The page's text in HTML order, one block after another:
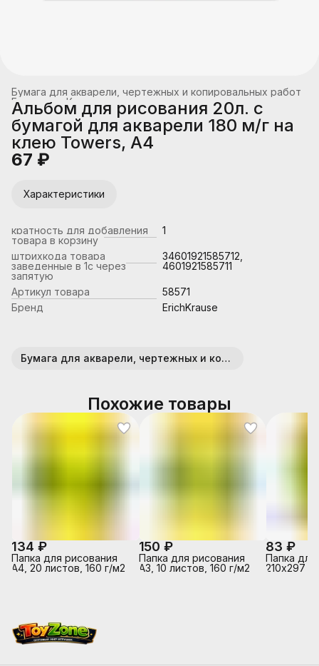
Бумага для акварели, чертежных и копировальных работ
Канцтовары, школьные принадлежности
Главная
Альбом для рисования 20л. с
бумагой для акварели 180 м/г на
клею Towers, А4
67 ₽
Характеристики
кратность для добавления
товара в корзину
1
штрихкода товара
заведенные в 1с через
запятую
34601921585712,
4601921585711
Артикул товара
58571
Бренд
ErichKrause
Бумага для акварели, чертежных и копировальных работ
Похожие товары
134 ₽
Папка для рисования
А4, 20 листов, 160 г/м2
150 ₽
Папка для рисования
А3, 10 листов, 160 г/м2
83 ₽
Папка
210х297